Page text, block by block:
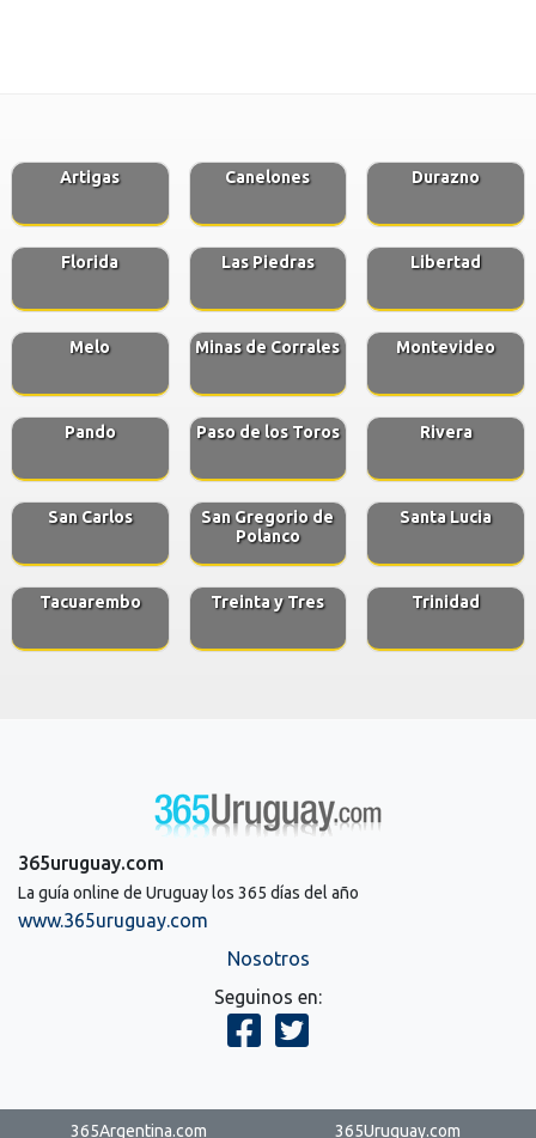
Artigas Canelones Durazno
Florida Las Piedras Libertad
Melo Minas de Corrales Montevideo
Pando Paso de los Toros Rivera
San Carlos
San Gregorio de
Polanco
Santa Lucia
Tacuarembo Treinta y Tres Trinidad
365uruguay.com
La guía online de Uruguay los 365 días del año
www.365uruguay.com
Nosotros
Seguinos en:
365Argentina.com 365Uruguay.com